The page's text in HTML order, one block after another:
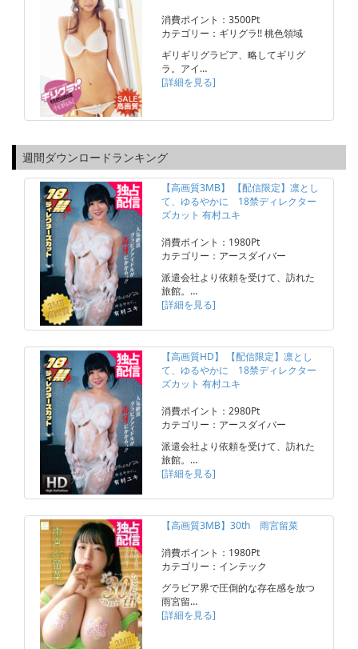
消費ポイント：3500Pt
カテゴリー：ギリグラ!! 桃色領域
ギリギリグラビア、略してギリグ
ラ。アイ…
[詳細を見る]
週間ダウンロードランキング
【高画質3MB】 【配信限定】凛とし
て、ゆるやかに 18禁ディレクター
ズカット 有村ユキ
消費ポイント：1980Pt
カテゴリー：アースダイバー
派遣会社より依頼を受けて、訪れた
旅館。…
[詳細を見る]
【高画質HD】 【配信限定】凛とし
て、ゆるやかに 18禁ディレクター
ズカット 有村ユキ
消費ポイント：2980Pt
カテゴリー：アースダイバー
派遣会社より依頼を受けて、訪れた
旅館。…
[詳細を見る]
【高画質3MB】30th 雨宮留菜
消費ポイント：1980Pt
カテゴリー：インテック
グラビア界で圧倒的な存在感を放つ
雨宮留…
[詳細を見る]